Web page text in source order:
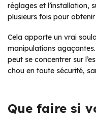
réglages et l’installation,
plusieurs fois pour
Cela apporte un vrai
manipulations
peut se concentrer sur
chou en toute sécurité,
Que faire si